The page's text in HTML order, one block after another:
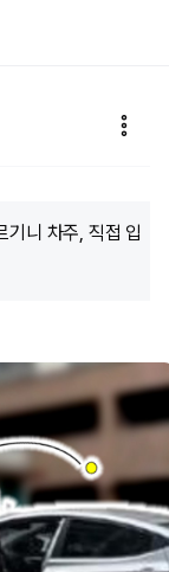
기니 차주, 직접 입